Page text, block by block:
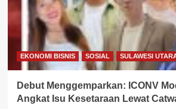
EKONOMI BISNIS SOSIAL SULAWESI
Debut Menggemparkan: ICONV
Angkat Isu Kesetaraan Lewat